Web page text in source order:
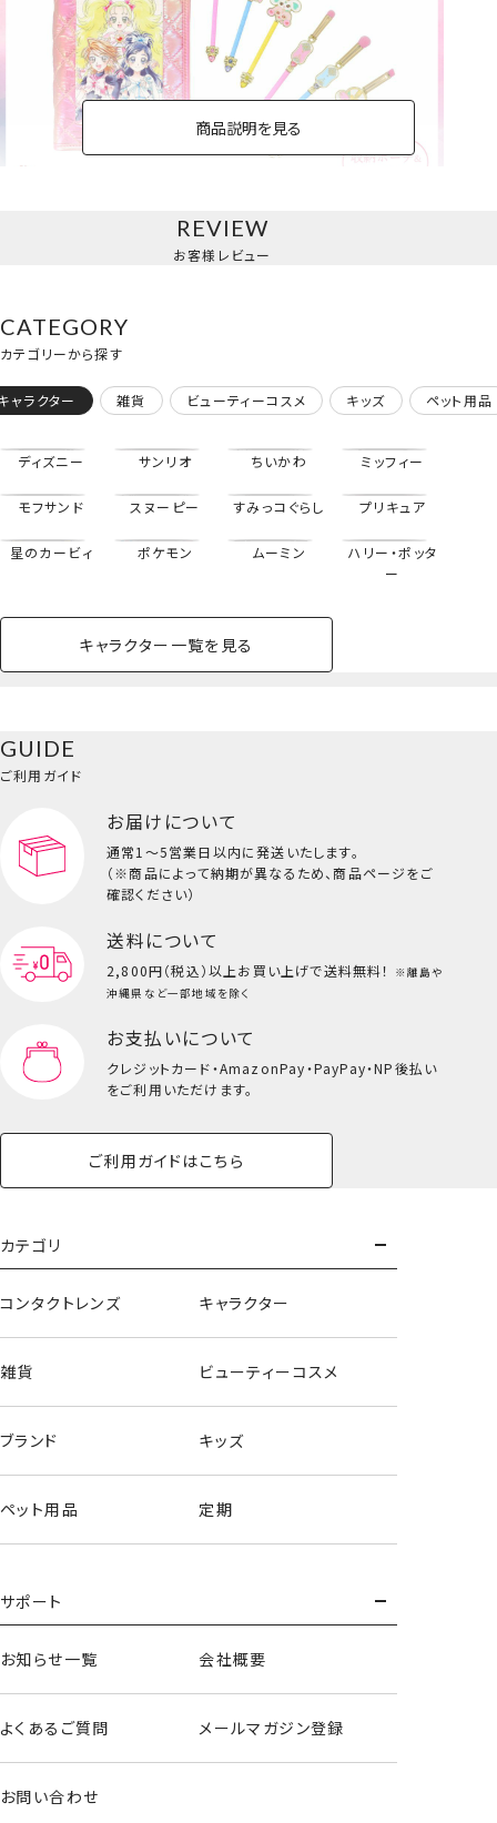
専用ポーチ＆メイクブラシ
3本セット＜妖精＞
3本セット＜アイテム＞
＜メップル＞
商品説明を見る
REVIEW
お客様レビュー
CATEGORY
カテゴリーから探す
ャラクター 雑貨 ビューティーコスメ キッズ ペット用品
ディズニー サンリオ ちいかわ ミッフィー
モフサンド スヌーピー すみっコぐらし プリキュア
星のカービィ ポケモン ムーミン
ハリー・ポッタ
ー
キャラクター一覧を見る
イクアップ
ビューティーコスメ一覧を見る
バッグ・タオル・
小物
キッズ一覧を見る
GUIDE
ご利用ガイド
お届けについて
通常1～5営業日以内に発送いたします。
（※商品によって納期が異なるため、商品ページをご
確認ください）
送料について
2,800円（税込）以上お買い上げで送料無料！
※離島や
沖縄県など一部地域を除く
お支払いについて
クレジットカード・AmazonPay・PayPay・NP後払い
をご利用いただけます。
ご利用ガイドはこちら
カテゴリ
コンタクトレンズ キャラクター
雑貨 ビューティーコスメ
ブランド キッズ
ペット用品 定期
サポート
お知らせ一覧 会社概要
よくあるご質問 メールマガジン登録
お問い合わせ